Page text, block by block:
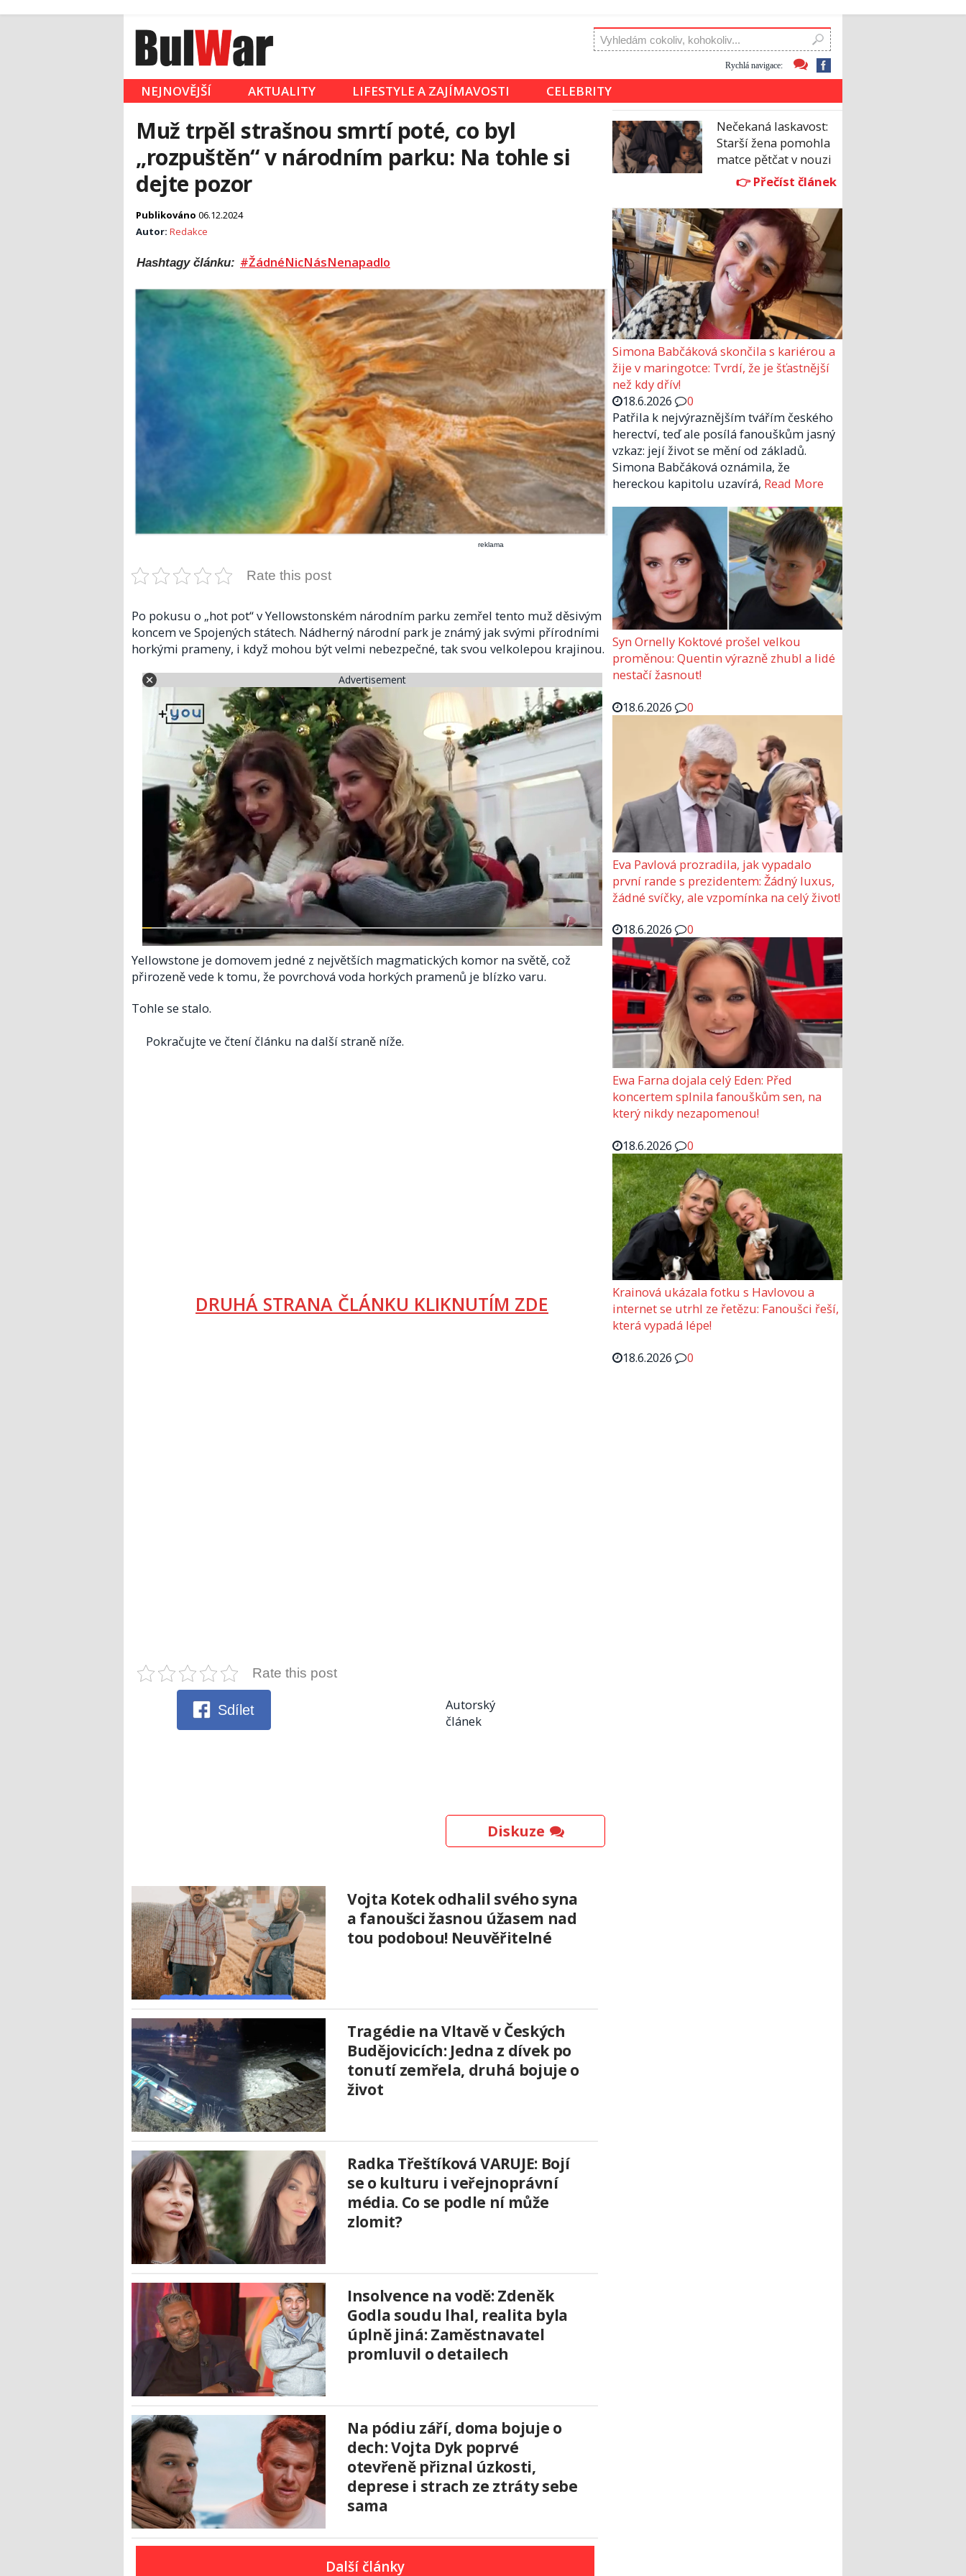
Rychlá navigace:
NEJNOVĚJŠÍ AKTUALITY LIFESTYLE A ZAJÍMAVOSTI CELEBRITY
Muž trpěl strašnou smrtí poté, co byl
„rozpuštěn“ v národním parku: Na tohle si
dejte pozor
Publikováno 06.12.2024
Autor: Redakce
Hashtagy článku: #ŽádnéNicNásNenapadlo
reklama
Rate this post
Po pokusu o „hot pot“ v Yellowstonském národním parku zemřel tento muž děsivým
koncem ve Spojených státech. Nádherný národní park je známý jak svými přírodními
horkými prameny, i když mohou být velmi nebezpečné, tak svou velkolepou krajinou.
Advertisement
Yellowstone je domovem jedné z největších magmatických komor na světě, což
přirozeně vede k tomu, že povrchová voda horkých pramenů je blízko varu.
Tohle se stalo.
Pokračujte ve čtení článku na další straně níže.
DRUHÁ STRANA ČLÁNKU KLIKNUTÍM ZDE
Rate this post
Sdílet
Autorský
článek
Diskuze
Vojta Kotek odhalil svého syna
a fanoušci žasnou úžasem nad
tou podobou! Neuvěřitelné
Tragédie na Vltavě v Českých
Budějovicích: Jedna z dívek po
tonutí zemřela, druhá bojuje o
život
Radka Třeštíková VARUJE: Bojí
se o kulturu i veřejnoprávní
média. Co se podle ní může
zlomit?
Insolvence na vodě: Zdeněk
Godla soudu lhal, realita byla
úplně jiná: Zaměstnavatel
promluvil o detailech
Na pódiu září, doma bojuje o
dech: Vojta Dyk poprvé
otevřeně přiznal úzkosti,
deprese i strach ze ztráty sebe
sama
Další články
Nečekaná laskavost:
Starší žena pomohla
matce pětčat v nouzi
Simona Babčáková skončila s kariérou a
žije v maringotce: Tvrdí, že je šťastnější
než kdy dřív!
18.6.2026
0
Patřila k nejvýraznějším tvářím českého
herectví, teď ale posílá fanouškům jasný
vzkaz: její život se mění od základů.
Simona Babčáková oznámila, že
hereckou kapitolu uzavírá, Read More
Syn Ornelly Koktové prošel velkou
proměnou: Quentin výrazně zhubl a lidé
nestačí žasnout!
18.6.2026
0
Eva Pavlová prozradila, jak vypadalo
první rande s prezidentem: Žádný luxus,
žádné svíčky, ale vzpomínka na celý život!
18.6.2026
0
Ewa Farna dojala celý Eden: Před
koncertem splnila fanouškům sen, na
který nikdy nezapomenou!
18.6.2026
0
Krainová ukázala fotku s Havlovou a
internet se utrhl ze řetězu: Fanoušci řeší,
která vypadá lépe!
18.6.2026
0